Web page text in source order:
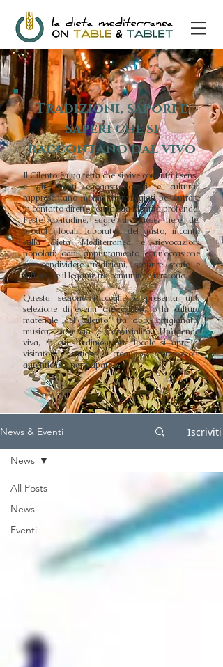
Tradizioni, sapori e
saperi che si
raccontano dal vivo
Il Cilento è una terra che si vive con tutti i sensi,
e gli eventi enogastronomici e culturali
rappresentano momenti privilegiati per entrare
in contatto diretto con la sua identità profonda.
Feste contadine, sagre di paese, fiere dei
prodotti locali, laboratori del gusto, incontri
sulla Dieta Mediterranea e rievocazioni
popolari: ogni appuntamento è un’occasione
per condividere tradizioni, scoprire storie e
rafforzare il legame tra comunità e territorio.
Questa sezione raccoglie e presenta una
selezione di eventi che celebrano la cultura
materiale del Cilento, tra cibo, artigianato,
musica, memoria e convivialità. Un’agenda
viva, in cui la dimensione locale si apre al
visitatore curioso, creando connessioni
autentiche e partecipate.
News & Eventi Iscriviti
All Posts
News
Eventi
News